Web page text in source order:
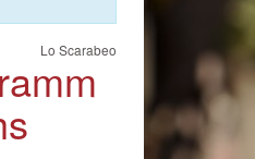
Lo Scarabeo